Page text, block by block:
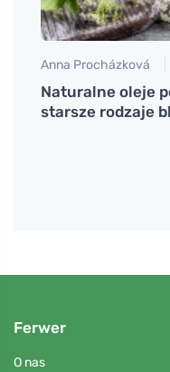
Anna Procházková
Naturalne oleje
starsze rodzaje
Ferwer
O nas